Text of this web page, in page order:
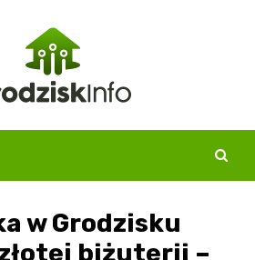
w Grodzisku
biżuterii –